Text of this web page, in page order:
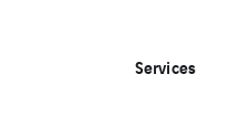
Services